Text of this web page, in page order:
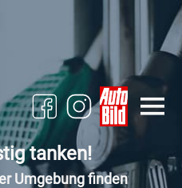
tanken!
Umgebung finden